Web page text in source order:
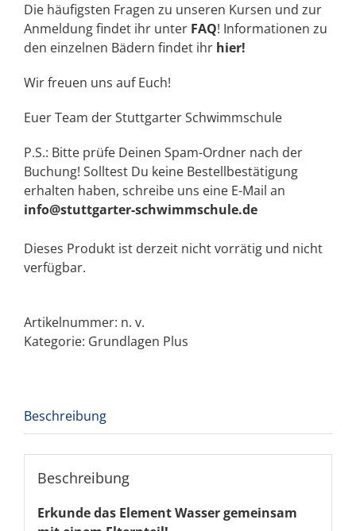
Die häufigsten Fragen zu unseren Kursen und zur
Anmeldung findet ihr unter FAQ! Informationen zu
den einzelnen Bädern findet ihr hier!
Wir freuen uns auf Euch!
Euer Team der Stuttgarter Schwimmschule
P.S.: Bitte prüfe Deinen Spam-Ordner nach der
Buchung! Solltest Du keine Bestellbestätigung
erhalten haben, schreibe uns eine E-Mail an
info@stuttgarter-schwimmschule.de
Dieses Produkt ist derzeit nicht vorrätig und nicht
verfügbar.
Artikelnummer: n. v.
Kategorie: Grundlagen Plus
Beschreibung
Beschreibung
Erkunde das Element Wasser gemeinsam